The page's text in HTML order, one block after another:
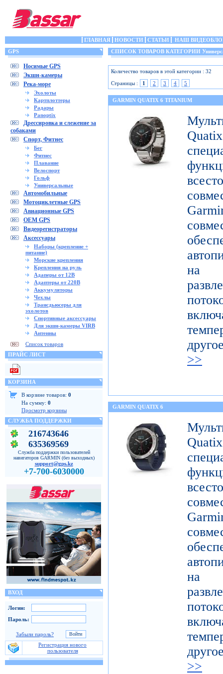
ГЛАВНАЯ НОВОСТИ СТАТЬИ
НАШ
GPS
Носимые GPS
Экшн-камеры
Река-море
Эхолоты
Картплоттеры
Радары
Panoptix
Дрессировка и слежение за
собаками
Спорт, Фитнес
Бег
Фитнес
Плавание
Велоспорт
Гольф
Универсальные
Автомобильные
Мотоциклетные GPS
Авиационные GPS
OEM GPS
Видеорегистраторы
Аксессуары
Наборы (крепление +
питание)
Морские крепления
Крепления на руль
Адаперы от 12В
Адаптеры от 220В
Аккумуляторы
Чехлы
Трансдьюсеры для
эхолотов
Спортивные аксессуары
Для экшн-камеры VIRB
Антенны
Список товаров
ПРАЙС ЛИСТ
КОРЗИНА
В корзине товаров: 0
На сумму: 0
Просмотр корзины
СЛУЖБА ПОДДЕРЖКИ
216743646
635369569
Служба поддержки пользователей
навигаторов GARMIN (без выходных)
support@gps.kz
+7-700-6030000
ВХОД
Логин:
Пароль:
Забыли пароль?
Регистрация нового
пользователя
СПИСОК ТОВАРОВ КАТЕГОРИИ
Количество товаров в этой категории : 32
Страницы :
1 2 3 4 5
GARMIN QUATIX 6 TITANIUM
на
>>
GARMIN QUATIX 6
на
>>